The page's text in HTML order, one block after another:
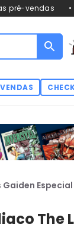
pré-vendas
Especial
The